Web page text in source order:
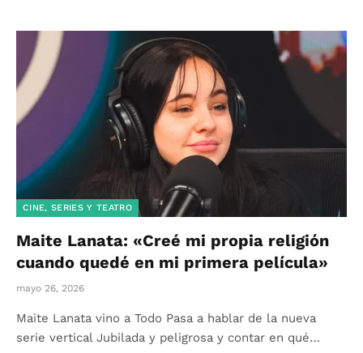
CINE, SERIES Y TEATRO
Maite Lanata: «Creé mi propia religión
cuando quedé en mi primera película»
mayo 26, 2026
Maite Lanata vino a Todo Pasa a hablar de la nueva
serie vertical Jubilada y peligrosa y contar en qué…